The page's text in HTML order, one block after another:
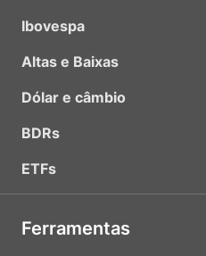
Ibovespa
Altas e Baixas
Dólar e câmbio
BDRs
ETFs
Ferramentas